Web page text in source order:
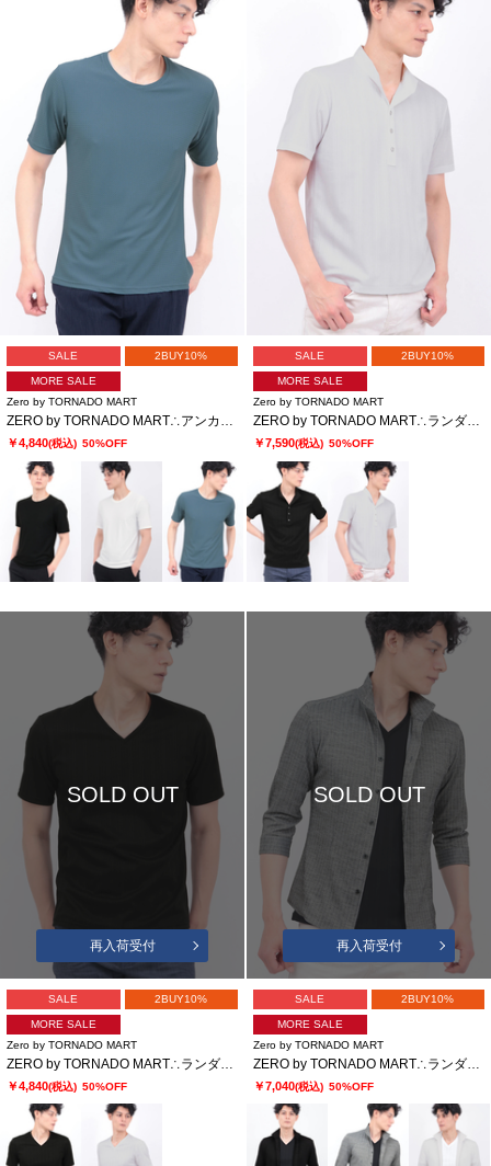
SALE 2BUY10%
MORE SALE
Zero by TORNADO MART
ZERO by TORNADO MART∴アンカージオメトJQクルーネック半袖カットソー
￥4,840(税込) 50%OFF
SALE 2BUY10%
MORE SALE
Zero by TORNADO MART
ZERO by TORNADO MART∴ランダム針抜きABSテレコポロシャツ
￥7,590(税込) 50%OFF
SOLD OUT
再入荷受付
SALE 2BUY10%
MORE SALE
Zero by TORNADO MART
￥4,840(税込) 50%OFF
SOLD OUT
再入荷受付
SALE 2BUY10%
MORE SALE
Zero by TORNADO MART
￥7,040(税込) 50%OFF